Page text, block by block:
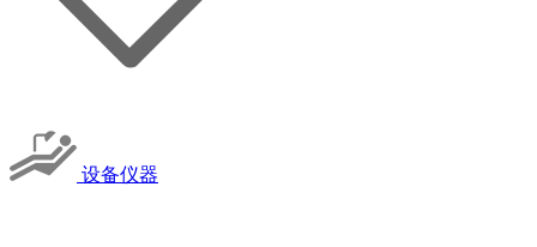
设备仪器